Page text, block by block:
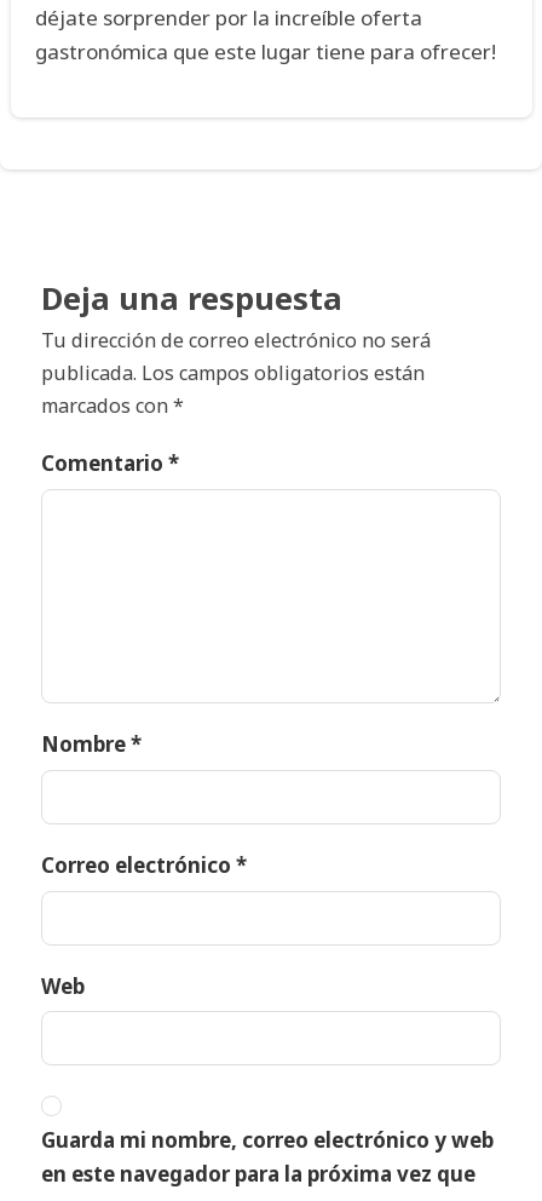
déjate sorprender por la increíble oferta
gastronómica que este lugar tiene para ofrecer!
Deja una respuesta
Tu dirección de correo electrónico no será
publicada. Los campos obligatorios están
marcados con*
Comentario *
Nombre*
Correo electrónico *
Web
Guarda mi nombre, correo electrónico y web
en este navegador para la próxima vez que